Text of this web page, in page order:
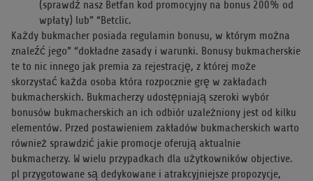
(sprawdź nasz Betfan kod promocyjny na bonus 200% od
wpłaty) lub” “Betclic.
Każdy bukmacher posiada regulamin bonusu, w którym można
znaleźć jego” “dokładne zasady i warunki. Bonusy bukmacherskie
te to nic innego jak premia za rejestrację, z której może
skorzystać każda osoba która rozpocznie grę w zakładach
bukmacherskich. Bukmacherzy udostępniają szeroki wybór
bonusów bukmacherskich an ich odbiór uzależniony jest od kilku
elementów. Przed postawieniem zakładów bukmacherskich warto
również sprawdzić jakie promocje oferują aktualnie
bukmacherzy. W wielu przypadkach dla użytkowników objective.
pl przygotowane są dedykowane i atrakcyjniejsze propozycje,